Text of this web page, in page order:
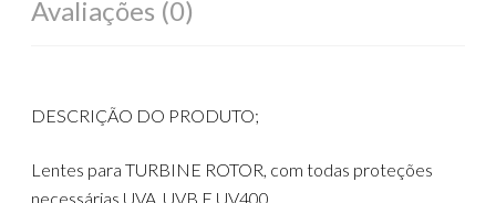
Avaliações (0)
DESCRIÇÃO DO PRODUTO;
Lentes para TURBINE ROTOR, com todas proteções
necessárias UVA, UVB E UV400.